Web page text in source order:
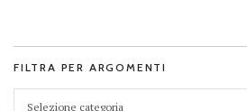
FILTRA PER ARGOMENTI